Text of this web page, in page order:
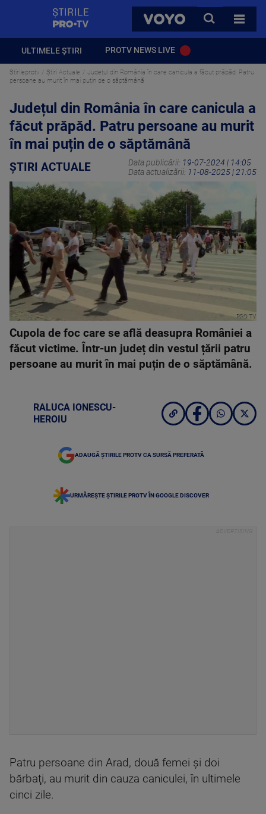
VOYO
CAUTA
TOATE
ULTIMELE ȘTIRI PROTV NEWS LIVE
Stirileprotv Știri Actuale
Județul din România în care canicula a făcut prăpăd. Patru
persoane au murit în mai puțin de o săptămână
Județul din România în care canicula a
făcut prăpăd. Patru persoane au murit
în mai puțin de o săptămână
ȘTIRI ACTUALE Data publicării: 19-07-2024 | 14:05
Data actualizării: 11-08-2025 | 21:05
PRO TV
Cupola de foc care se află deasupra României a
făcut victime. Într-un județ din vestul țării patru
persoane au murit în mai puțin de o săptămână.
RALUCA IONESCU-
HEROIU
ADAUGĂ ȘTIRILE PROTV CA SURSĂ PREFERATĂ
URMĂREȘTE ȘTIRILE PROTV ÎN GOOGLE DISCOVER
Patru persoane din Arad, două femei şi doi
bărbaţi, au murit din cauza caniculei, în ultimele
cinci zile.